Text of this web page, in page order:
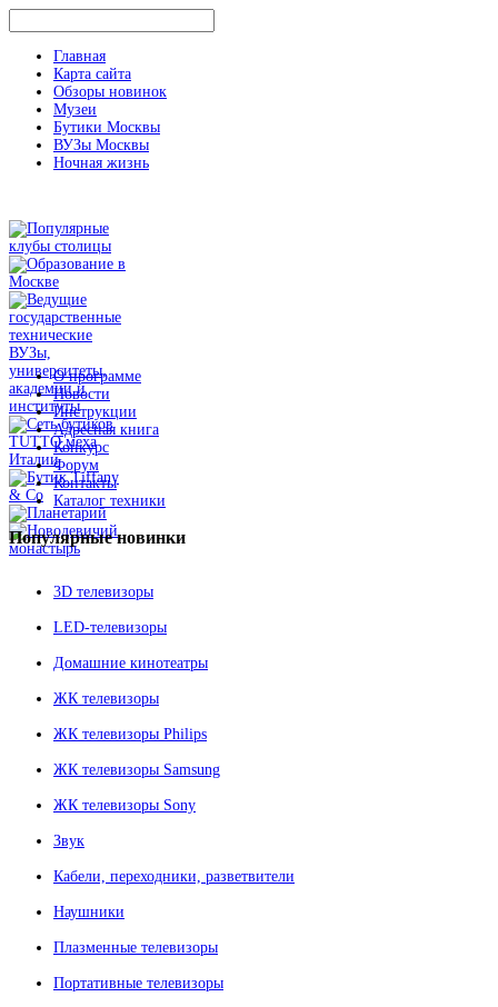
Главная
Карта сайта
Обзоры новинок
Музеи
Бутики Москвы
ВУЗы Москвы
Ночная жизнь
О программе
Новости
Инструкции
Адресная книга
Конкурс
Форум
Контакты
Каталог техники
Популярныеновинки
3D телевизоры
LED-телевизоры
Домашние кинотеатры
ЖК телевизоры
ЖК телевизоры Philips
ЖК телевизоры Samsung
ЖК телевизоры Sony
Звук
Кабели, переходники, разветвители
Наушники
Плазменные телевизоры
Портативные телевизоры